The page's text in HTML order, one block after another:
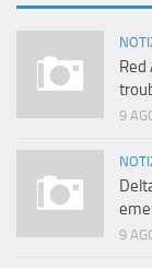
9
9